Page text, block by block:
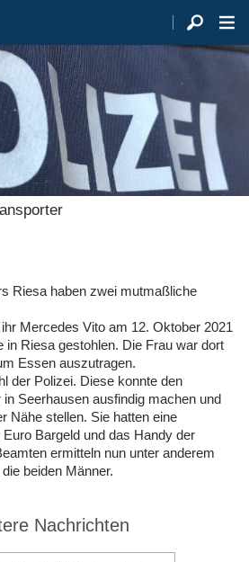
Riesa haben zwei mutmaßliche
Mercedes Vito am 12. Oktober 2021
Riesa gestohlen. Die Frau war dort
Essen auszutragen.
der Polizei. Diese konnte den
Seerhausen ausfindig machen und
Nähe stellen. Sie hatten eine
Bargeld und das Handy der
ermitteln nun unter anderem
beiden Männer.
Nachrichten